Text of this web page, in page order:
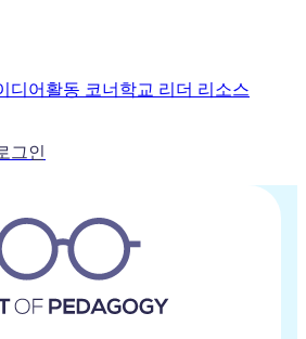
디어활동 코너학교 리더 리소스
그인